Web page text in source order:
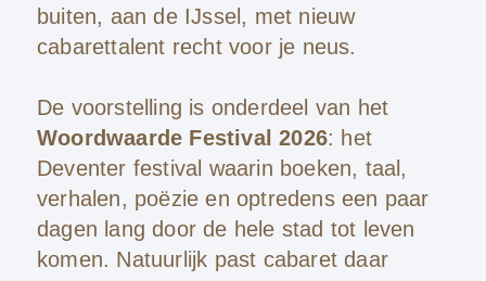
buiten, aan de IJssel, met nieuw
cabarettalent recht voor je neus.
De voorstelling is onderdeel van het
Woordwaarde Festival 2026: het
Deventer festival waarin boeken, taal,
verhalen, poëzie en optredens een paar
dagen lang door de hele stad tot leven
komen. Natuurlijk past cabaret daar